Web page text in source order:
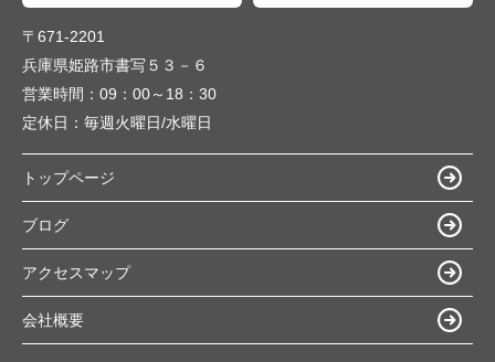
〒671-2201
兵庫県姫路市書写５３－６
営業時間： 09：00～18：30
定休日： 毎週火曜日/水曜日
トップページ
ブログ
アクセスマップ
会社概要